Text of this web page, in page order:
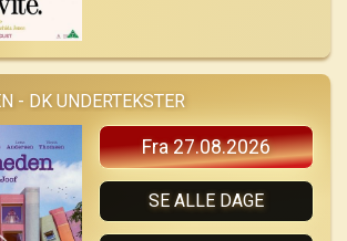
- DK UNDERTEKSTER
Fra 27.08.2026
SE ALLE DAGE